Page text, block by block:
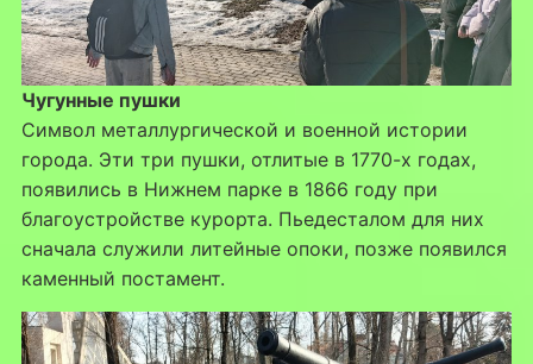
Чугунные пушки
Символ металлургической и военной истории
города. Эти три пушки, отлитые в 1770-х годах,
появились в Нижнем парке в 1866 году при
благоустройстве курорта. Пьедесталом для них
сначала служили литейные опоки, позже появился
каменный постамент.